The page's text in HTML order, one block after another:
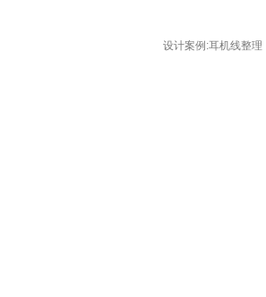
设计案例:耳机线整理